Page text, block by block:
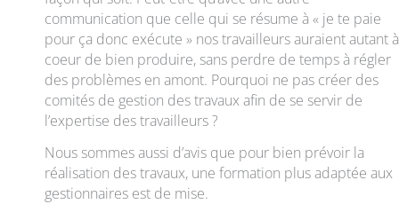
communication que celle qui se résume à « je te paie
pour ça donc exécute » nos travailleurs auraient autant à
coeur de bien produire, sans perdre de temps à régler
des problèmes en amont. Pourquoi ne pas créer des
comités de gestion des travaux afin de se servir de
l’expertise des travailleurs ?
Nous sommes aussi d’avis que pour bien prévoir la
réalisation des travaux, une formation plus adaptée aux
gestionnaires est de mise.